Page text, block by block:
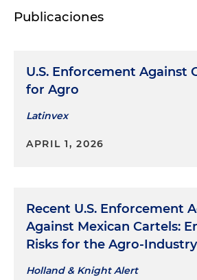
Publicaciones
U.S. Enforcement Against
for Agro
Latinvex
APRIL 1, 2026
Recent U.S. Enforcement
Against Mexican Cartels:
Risks for the Agro-Industry
Holland & Knight Alert